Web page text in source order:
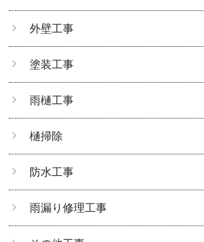
外壁工事
塗装工事
雨樋工事
樋掃除
防水工事
雨漏り修理工事